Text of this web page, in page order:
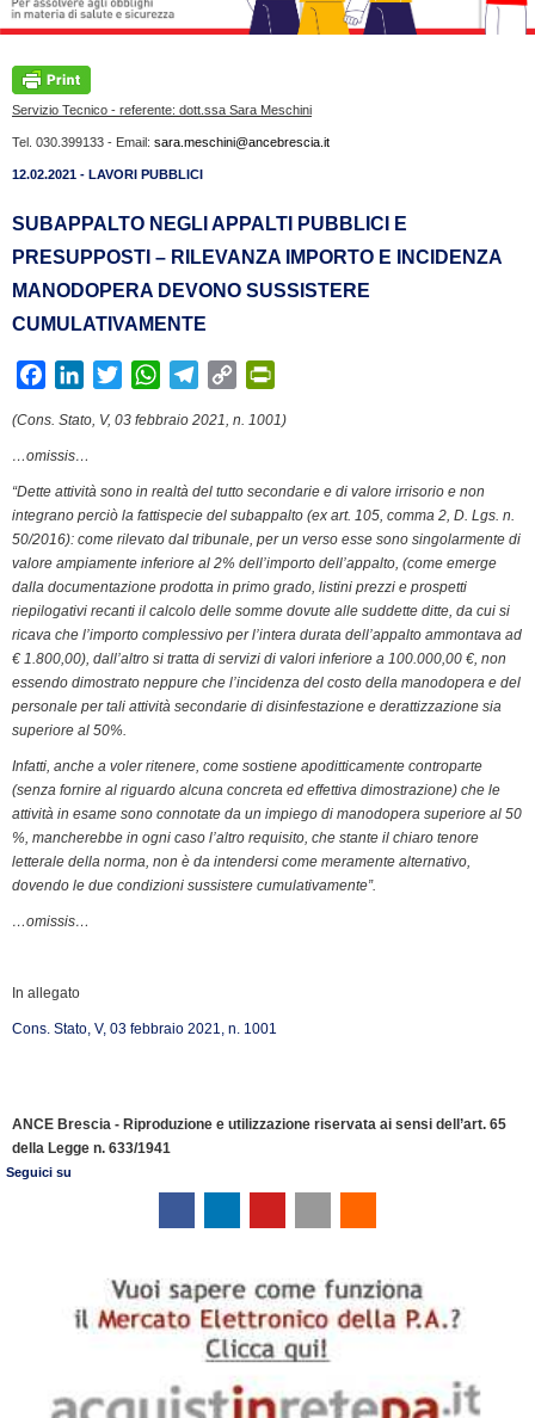
Servizio Tecnico - referente: dott.ssa Sara Meschini
Tel. 030.399133 - Email: sara.meschini@ancebrescia.it
12.02.2021 - LAVORI PUBBLICI
SUBAPPALTO NEGLI APPALTI PUBBLICI E
PRESUPPOSTI – RILEVANZA IMPORTO E INCIDENZA
MANODOPERA DEVONO SUSSISTERE
CUMULATIVAMENTE
c
e
b
o
o
k
n
k
e
d
I
n
i
t
e
r
W
a
s
A
p
p
l
g
r
a
m
C
p
L
i
n
k
i
t
F
r
i
e
n
d
l
y
(Cons. Stato, V, 03 febbraio 2021, n. 1001)
…omissis…
“Dette attività sono in realtà del tutto secondarie e di valore irrisorio e non
integrano perciò la fattispecie del subappalto (ex art. 105, comma 2, D. Lgs. n.
50/2016): come rilevato dal tribunale, per un verso esse sono singolarmente di
valore ampiamente inferiore al 2% dell’importo dell’appalto, (come emerge
dalla documentazione prodotta in primo grado, listini prezzi e prospetti
riepilogativi recanti il calcolo delle somme dovute alle suddette ditte, da cui si
ricava che l’importo complessivo per l’intera durata dell’appalto ammontava ad
€ 1.800,00), dall’altro si tratta di servizi di valori inferiore a 100.000,00 €, non
essendo dimostrato neppure che l’incidenza del costo della manodopera e del
personale per tali attività secondarie di disinfestazione e derattizzazione sia
superiore al 50%.
Infatti, anche a voler ritenere, come sostiene apoditticamente controparte
(senza fornire al riguardo alcuna concreta ed effettiva dimostrazione) che le
attività in esame sono connotate da un impiego di manodopera superiore al 50
%, mancherebbe in ogni caso l’altro requisito, che stante il chiaro tenore
letterale della norma, non è da intendersi come meramente alternativo,
dovendo le due condizioni sussistere cumulativamente”.
…omissis…
In allegato
Cons. Stato, V, 03 febbraio 2021, n. 1001
ANCE Brescia - Riproduzione e utilizzazione riservata ai sensi dell’art. 65
della Legge n. 633/1941
Seguici su